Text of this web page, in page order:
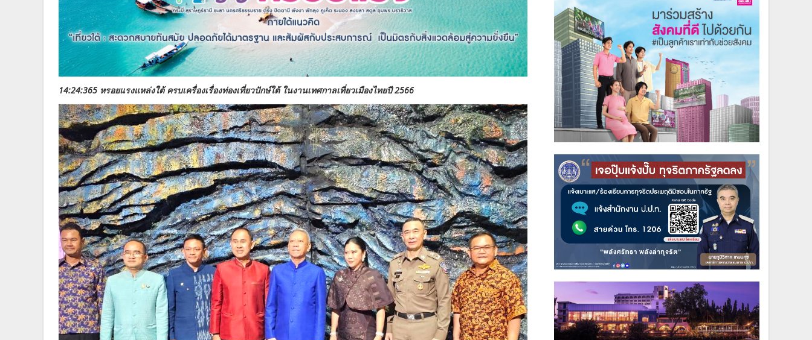
14:24:365 หรอยแรงแหล่งใต้ ครบเครื่องเรื่องท่องเที่ยวปักษ์ใต้ ในงานเทศกาลเที่ยวเมืองไทยปี 2566